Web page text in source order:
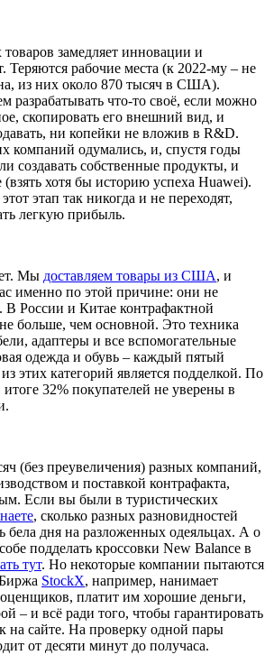
замедляет инновации и
Теряются рабочие места (к 2022-му – не
из них около 870 тысяч в США).
разрабатывать что-то своё, если можно
скопировать его внешний вид, и
ни копейки не вложив в R&D.
компаний одумались, и, спустя годы
создавать собственные продукты, и
хотя бы историю успеха Huawei).
этап так никогда и не переходят,
легкую прибыль.
Мы доставляем товары из США, и
именно по этой причине: они не
В России и Китае контрафактной
больше, чем основной. Это техника
адаптеры и все вспомогательные
одежда и обувь – каждый пятый
этих категорий является подделкой. По
32% покупателей не уверены в
(без преувеличения) разных компаний,
и поставкой контрафакта,
Если вы были в туристических
, сколько разных разновидностей
бела дня на разложенных одеяльцах. А о
подделать кроссовки New Balance в
тут. Но некоторые компании пытаются
StockX, например, нанимает
платит им хорошие деньги,
– и всё ради того, чтобы гарантировать
на сайте. На проверку одной пары
от десяти минут до получаса.